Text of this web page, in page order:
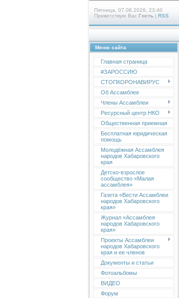
Пятница, 07.08.2026, 23:40
Приветствую Вас Гость | RSS
Меню сайта
Главная страница
#ЗАРОССИЮ
СТОПКОРОНАВИРУС
Об Ассамблее
Члены Ассамблеи
Ресурсный центр НКО
Общественная приемная
Бесплатная юридическая
помощь
Молодёжная Ассамблея
народов Хабаровского
края
Детско-взрослое
сообщество «Малая
ассамблея»
Газета «Вести Ассамблеи
народов Хабаровского
края»
Журнал «Ассамблея
народов Хабаровского
края»
Проекты Ассамблеи
народов Хабаровского
края и ее членов
Документы и статьи
Фотоальбомы
ВИДЕО
Форум